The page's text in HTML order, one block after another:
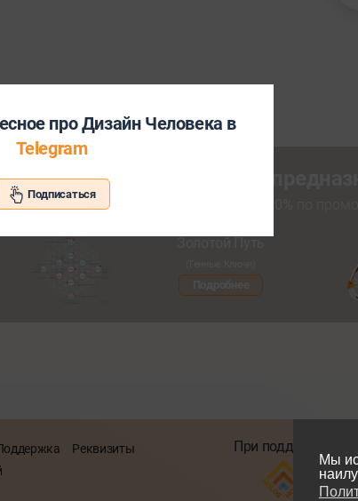
Мы
больше о себе и своем
нашими сервисами со скидкой
Реквизиты
При поддержке
про Дизайн Человека в
Telegram
Подписаться